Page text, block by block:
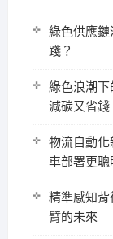
綠色供應
踐？
綠色浪潮
減碳又省錢
物流自動
車部署更聰
精準感知
臂的未來